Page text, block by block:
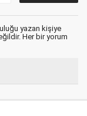
yazan kişiye
Her bir yorum